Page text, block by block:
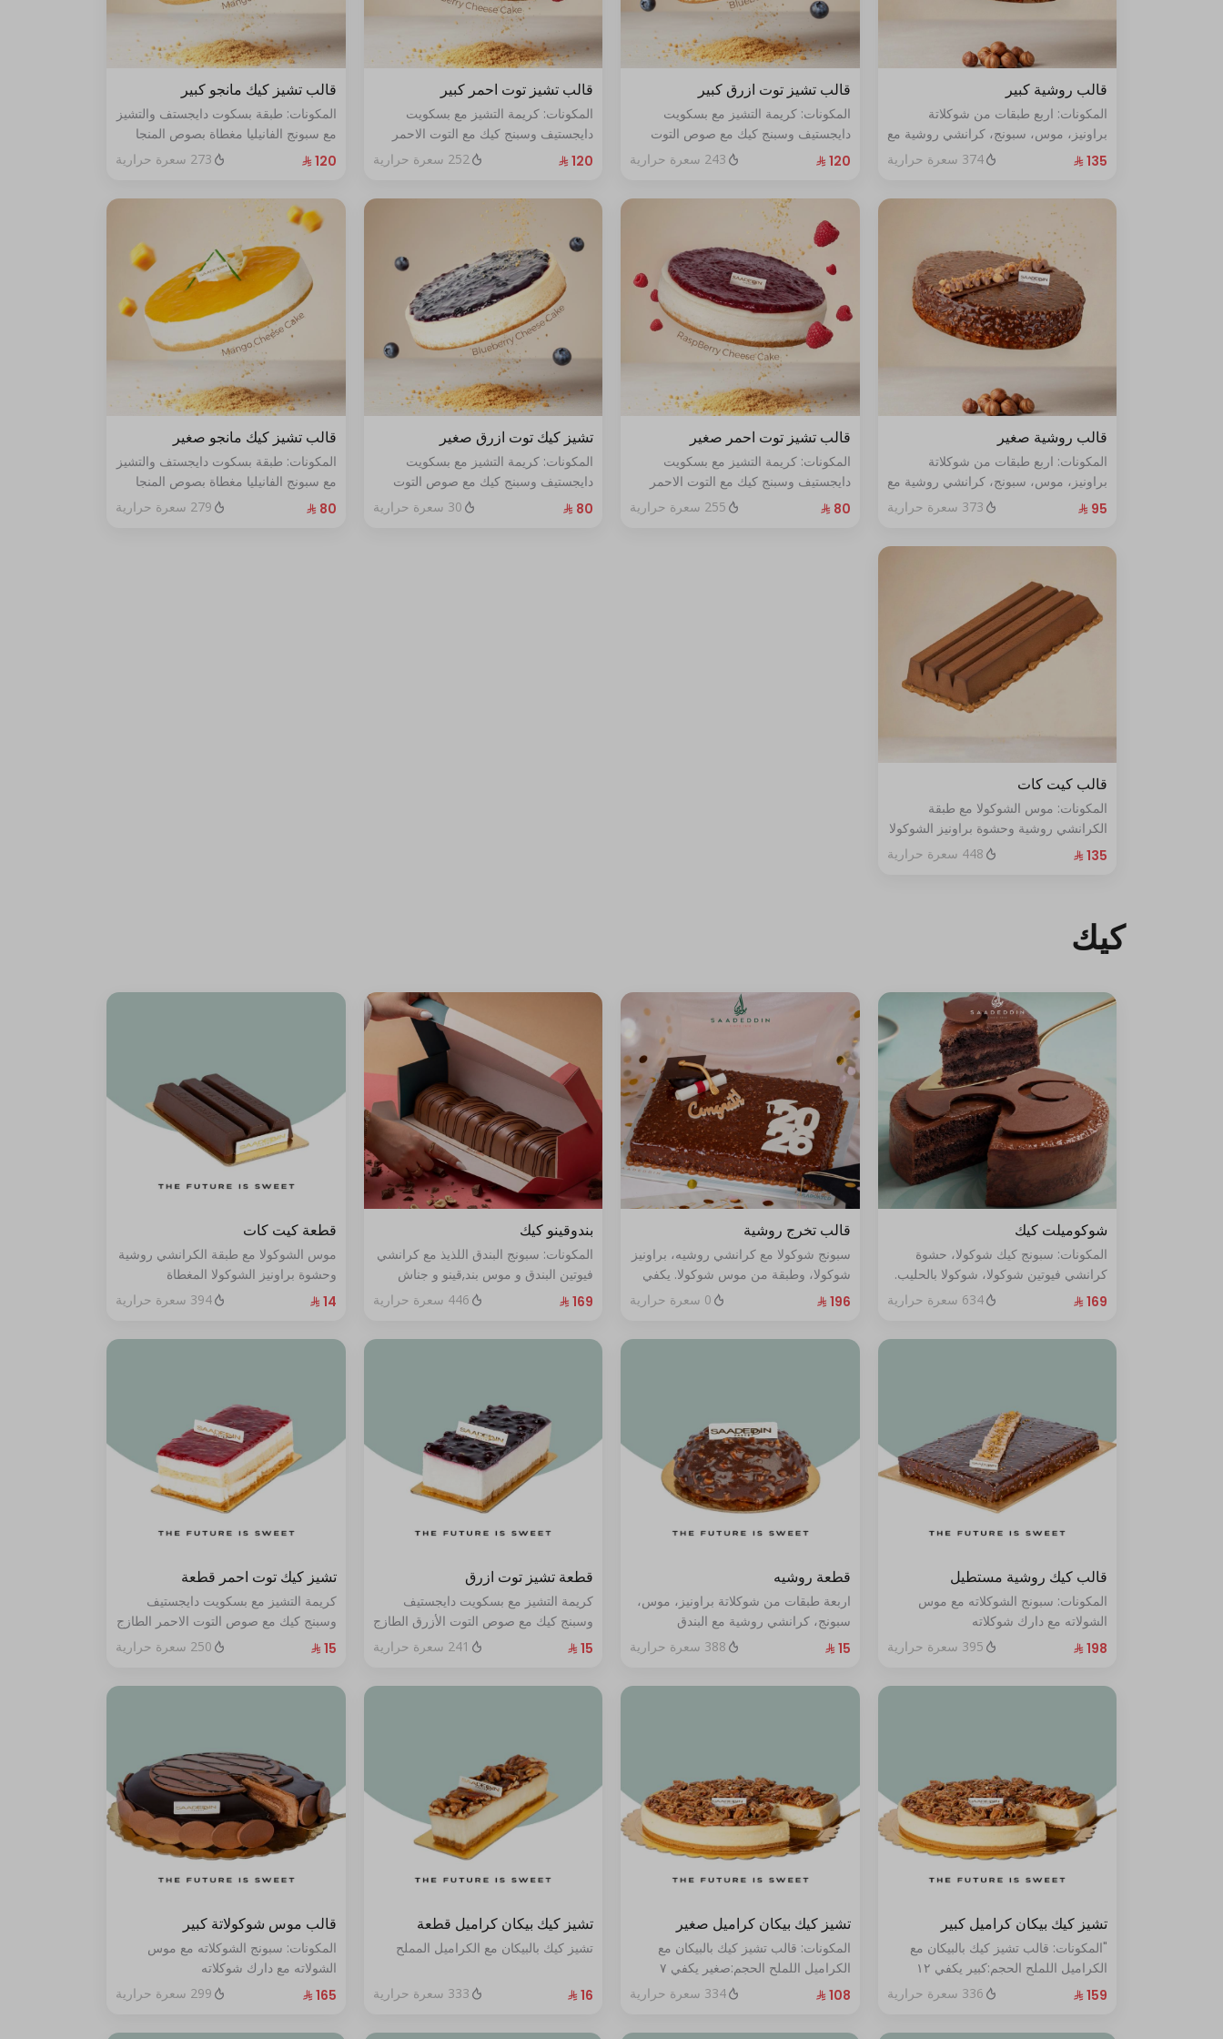
قالب روشية كبير
المكونات: اربع طبقات من شوكلاتة
براونيز، موس، سبونج، كرانشي روشية مع
البندق الحجم الحجم:كبير يكفي١٢شخص
374 سعرة حرارية
قالب تشيز توت ازرق كبير
المكونات: كريمة التشيز مع بسكويت
دايجستيف وسبنج كيك مع صوص التوت
الأزرق الطازج الحجم:كبير يكفي١٢شخص
243 سعرة حرارية
قالب تشيز توت احمر كبير
المكونات: كريمة التشيز مع بسكويت
دايجستيف وسبنج كيك مع التوت الاحمر
الطازج الحجم:كبير يكفي١٢شخص
252 سعرة حرارية
قالب تشيز كيك مانجو كبير
المكونات: طبقة بسكوت دايجستف والتشيز
مع سبونج الفانيليا مغطاة بصوص المنجا
الحجم: كبير يكفي ١٢ اشخاص
273 سعرة حرارية
قالب روشية صغير
المكونات: اربع طبقات من شوكلاتة
براونيز، موس، سبونج، كرانشي روشية مع
البندق الحجم: صغير يكفي ٧ أشخاص373 سعرة حرارية
قالب تشيز توت احمر صغير
المكونات: كريمة التشيز مع بسكويت
دايجستيف وسبنج كيك مع التوت الاحمر
الطازج الحجم:صغير يكفي٧شخص
255 سعرة حرارية
تشيز كيك توت ازرق صغير
المكونات: كريمة التشيز مع بسكويت
دايجستيف وسبنج كيك مع صوص التوت
الأزرق الطازج الحجم:صغير يكفي٧شخص
30 سعرة حرارية
قالب تشيز كيك مانجو صغير
المكونات: طبقة بسكوت دايجستف والتشيز
مع سبونج الفانيليا مغطاة بصوص المنجا
الحجم: صغير يكفي ٧ اشخاص
279 سعرة حرارية
قالب كيت كات
المكونات: موس الشوكولا مع طبقة
الكرانشي روشية وحشوة براونيز الشوكولا
المغطاة بالكراميل
448 سعرة حرارية
كيك
شوكوميلت كيك
المكونات: سبونج كيك شوكولا، حشوة
كرانشي فيوتين شوكولا، شوكولا بالحليب.
(تكفي من ٨ إلى ١٠ شخصًا)
634 سعرة حرارية
قالب تخرج روشية
سبونج شوكولا مع كرانشي روشيه، براونيز
شوكولا، وطبقة من موس شوكولا. يكفي
من ١٠ إلى ١٢ شخصًا
0 سعرة حرارية
بندوقينو كيك
المكونات: سبونج البندق اللذيذ مع كرانشي
فيوتين البندق و موس بند,قينو و جناش
البندق مع طبقة شوكولا ناعمة (تكفي من
446 سعرة حرارية
قطعة كيت كات
موس الشوكولا مع طبقة الكرانشي روشية
وحشوة براونيز الشوكولا المغطاة
بالكراميل
394 سعرة حرارية
قالب كيك روشية مستطيل
المكونات: سبونج الشوكلاته مع موس
الشولاته مع دارك شوكلاته
الحجم:صغير:يكفي ١٤ أشخاص"
395 سعرة حرارية
قطعة روشيه
اربعة طبقات من شوكلاتة براونيز، موس،
سبونج، كرانشي روشية مع البندق
388 سعرة حرارية
قطعة تشيز توت ازرق
كريمة التشيز مع بسكويت دايجستيف
وسبنج كيك مع صوص التوت الأزرق الطازج
241 سعرة حرارية
تشيز كيك توت احمر قطعة
كريمة التشيز مع بسكويت دايجستيف
وسبنج كيك مع صوص التوت الاحمر الطازج
250 سعرة حرارية
تشيز كيك بيكان كراميل كبير
"المكونات: قالب تشيز كيك بالبيكان مع
الكراميل اللملح الحجم:كبير يكفي ١٢
أشخاص"
336 سعرة حرارية
تشيز كيك بيكان كراميل صغير
المكونات: قالب تشيز كيك بالبيكان مع
الكراميل اللملح الحجم:صغير يكفي ٧
أشخاص
334 سعرة حرارية
تشيز كيك بيكان كراميل قطعة
تشيز كيك بالبيكان مع الكراميل المملح
333 سعرة حرارية
قالب موس شوكولاتة كبير
المكونات: سبونج الشوكلاته مع موس
الشولاته مع دارك شوكلاته
الحجم:كبير يكفي ١٢ أشخاص"
299 سعرة حرارية